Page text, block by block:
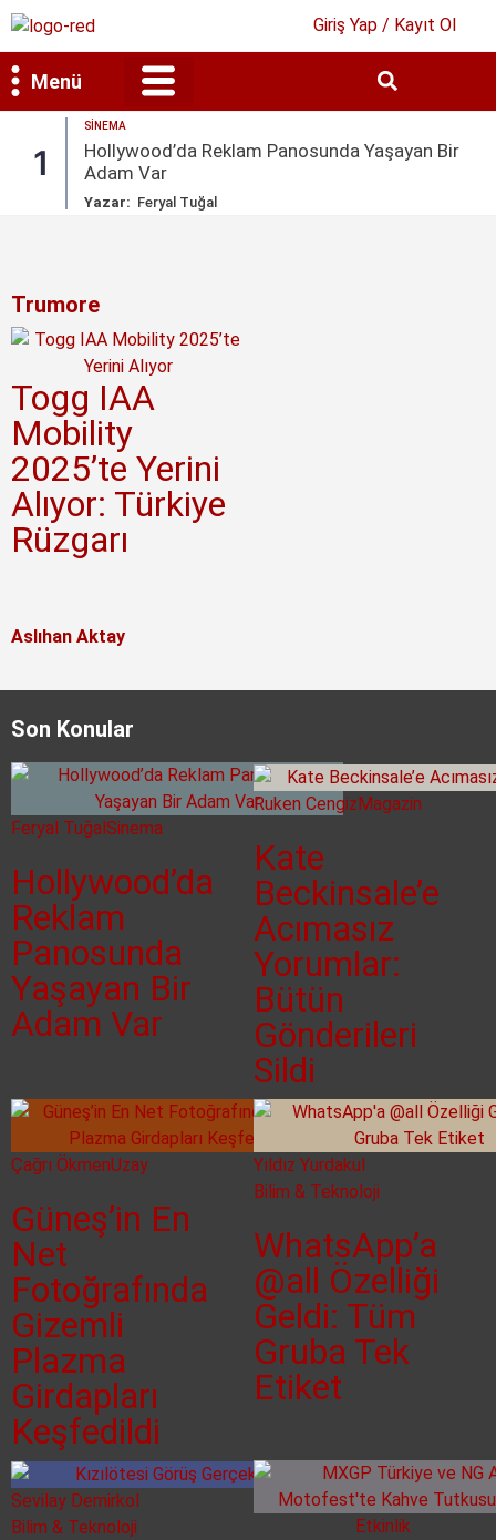
Giriş Yap / Kayıt Ol
Menü
1
SINEMA
Hollywood’da Reklam Panosunda Yaşayan Bir
Adam Var
Yazar: Feryal Tuğal
Trumore
Togg IAA
Mobility
2025’te Yerini
Alıyor: Türkiye
Rüzgarı
Aslıhan Aktay
Son Konular
Feryal TuğalSinema
Hollywood’da
Reklam
Panosunda
Yaşayan Bir
Adam Var
Ruken CengizMagazin
Kate
Beckinsale’e
Acımasız
Yorumlar:
Bütün
Gönderileri
Sildi
Çağrı ÖkmenUzay
Güneş’in En
Net
Fotoğrafında
Gizemli
Plazma
Girdapları
Keşfedildi
Yıldız Yurdakul
Bilim & Teknoloji
WhatsApp’a
@all Özelliği
Geldi: Tüm
Gruba Tek
Etiket
Sevilay Demirkol
Bilim & Teknoloji
Etkinlik